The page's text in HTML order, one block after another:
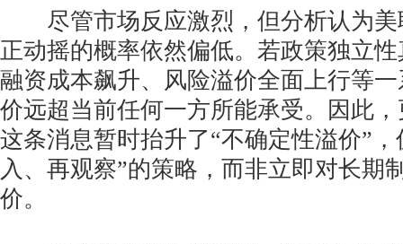
尽管市场反应激烈，但分析认为美
正动摇的概率依然偏低。若政策独立
融资成本飙升、风险溢价全面上行等
价远超当前任何一方所能承受。因此
这条消息暂时抬升了“不确定性溢价”
入、再观察”的策略，而非立即对长期
价。